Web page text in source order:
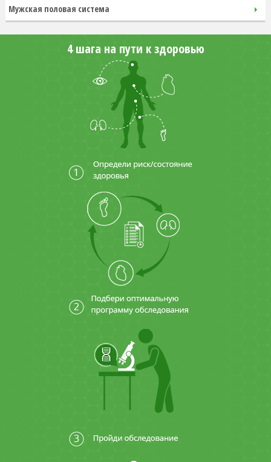
Мужская половая система
4 шага на пути к здоровью